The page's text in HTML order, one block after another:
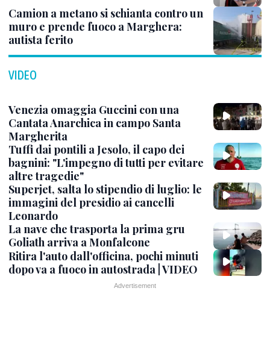
Camion a metano si schianta contro un
muro e prende fuoco a Marghera:
autista ferito
VIDEO
Venezia omaggia Guccini con una
Cantata Anarchica in campo Santa
Margherita
Tuffi dai pontili a Jesolo, il capo dei
bagnini: "L'impegno di tutti per evitare
altre tragedie"
Superjet, salta lo stipendio di luglio: le
immagini del presidio ai cancelli
Leonardo
La nave che trasporta la prima gru
Goliath arriva a Monfalcone
Ritira l'auto dall'officina, pochi minuti
dopo va a fuoco in autostrada | VIDEO